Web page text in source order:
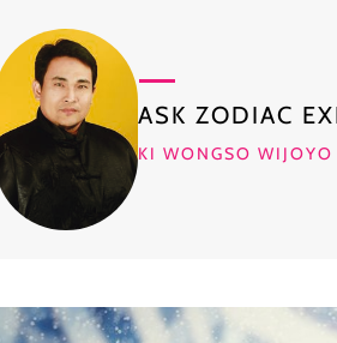
ASK ZODIAC
KI WONGSO WIJOYO